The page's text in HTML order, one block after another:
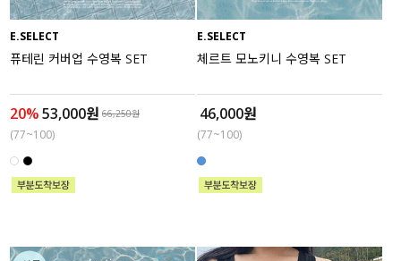
E.SELECT
퓨테린 커버업 수영복 SET
20%53,000원 66,250원
(77~100)
E.SELECT
체르트 모노키니 수영복 SET
46,000원
(77~100)